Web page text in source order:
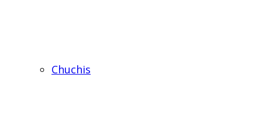
Chuchis